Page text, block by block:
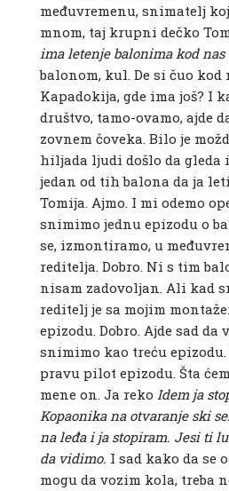
međuvremenu, snimatelj
mnom, taj krupni dečko
ima letenje balonima kod nas
balonom, kul. De si čuo kod
Kapadokija, gde ima još? I
društvo, tamo-ovamo, ajde
zovnem čoveka. Bilo je
hiljada ljudi došlo da gleda
jedan od tih balona da ja
Tomija. Ajmo. I mi odemo
snimimo jednu epizodu o
se, izmontiramo, u
reditelja. Dobro. Ni s tim
nisam zadovoljan. Ali kad
reditelj je sa mojim
epizodu. Dobro. Ajde sad da
snimimo kao treću epizodu.
pravu pilot epizodu. Šta
mene on. Ja reko Idem ja
Kopaonika na otvaranje ski
na leđa i ja stopiram. Jesi ti
da vidimo. I sad kako da se
mogu da vozim kola, treba